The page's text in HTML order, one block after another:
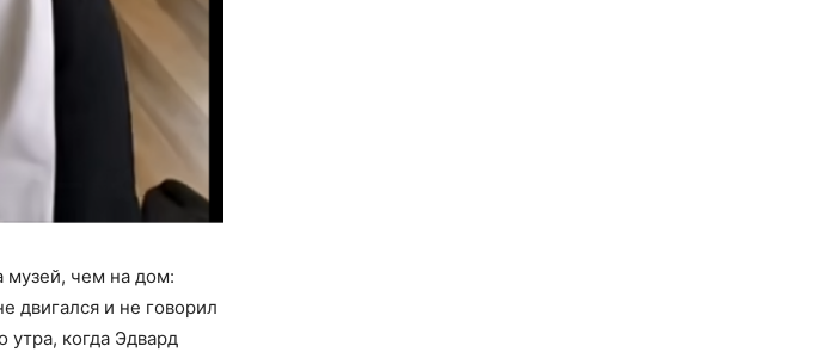
музей, чем на дом:
двигался и не говорил
утра, когда Эдвард